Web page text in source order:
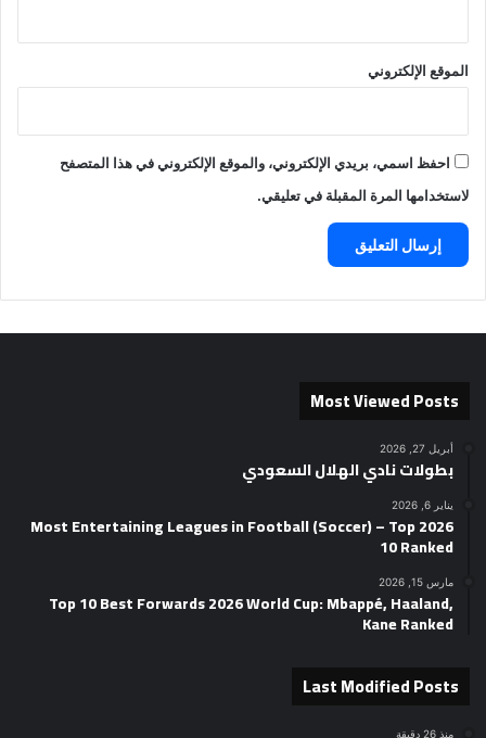
الموقع الإلكتروني
احفظ اسمي، بريدي الإلكتروني، والموقع الإلكتروني في هذا المتصفح
لاستخدامها المرة المقبلة في تعليقي.
Most Viewed Posts
أبريل 27, 2026
بطولات نادي الهلال السعودي
يناير 6, 2026
2026 Most Entertaining Leagues in Football (Soccer) – Top
10 Ranked
مارس 15, 2026
Top 10 Best Forwards 2026 World Cup: Mbappé, Haaland,
Kane Ranked
Last Modified Posts
منذ 26 دقيقة